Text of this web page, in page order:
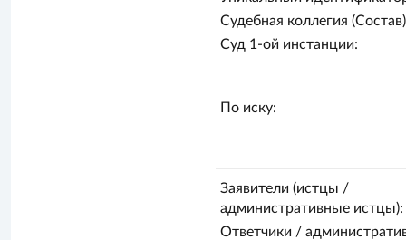
Судебная коллегия
Суд 1-ой инстанции:
По иску:
Заявители (истцы /
административные истцы):
Ответчики /